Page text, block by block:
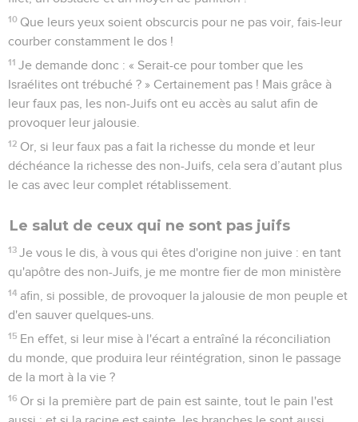
avec empressement.
Bénissez ceux qui vous persécutent, bénissez et ne
Réjouissez-vous avec ceux qui se réjouissent, pleurez
Vivez en plein accord les uns avec les autres. N'aspirez
pas à ce qui est élevé, mais laissez-vous attirer par ce qui est
humble. Ne vous prenez pas pour des sages.
Ne rendez à personne le mal pour le mal. Recherchez ce
18
Si cela est possible, dans la mesure où cela dépend de
Ne vous vengez pas vous-mêmes, bien-aimés, mais laissez
qu’appartient la vengeance, c’est moi qui donnerai à chacun
ce qu’il mérite, dit le Seigneur.
Mais si ton ennemi a faim, donne-lui à manger, s'il a soif,
donne-lui à boire, car en agissant ainsi, tu amasseras des
Ne te laisse pas vaincre par le mal, mais sois vainqueur du